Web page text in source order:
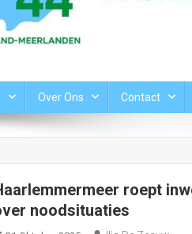
Over Ons Contact
roept
noodsituaties